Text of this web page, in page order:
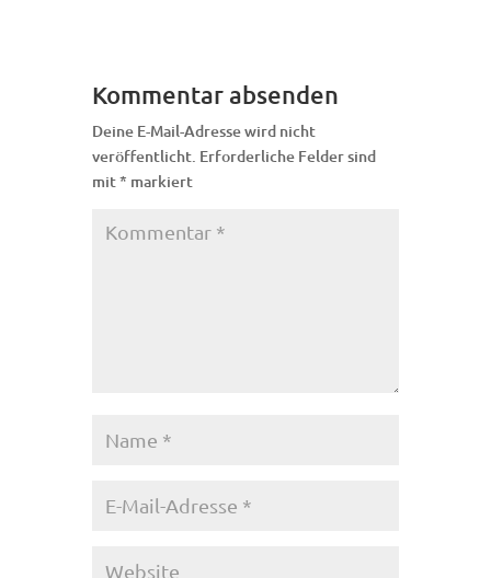
Kommentar absenden
Deine E-Mail-Adresse wird nicht
veröffentlicht. Erforderliche Felder sind
mit* markiert